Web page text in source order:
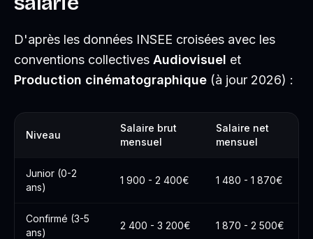
D'après les données INSEE croisées avec les
conventions collectives Audiovisuel et
Production cinématographique (à jour 2026) :
Niveau
Salaire brut
mensuel
Salaire net
mensuel
Junior (0-2
ans)
1 900 - 2 400€ 1 480 - 1 870€
Confirmé (3-5
ans)
2 400 - 3 200€ 1 870 - 2 500€